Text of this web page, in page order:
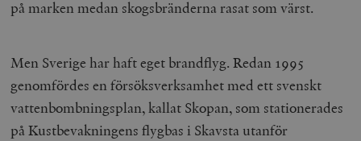
på marken medan skogsbränderna rasat som värst.
Men Sverige har haft eget brandflyg. Redan 1995
genomfördes en försöksverksamhet med ett svenskt
vattenbombningsplan, kallat Skopan, som stationerades
på Kustbevakningens flygbas i Skavsta utanför